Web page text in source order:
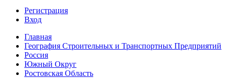
Регистрация
Вход
Главная
География Строительных и Транспортных Предприятий
Россия
Южный Округ
Ростовская Область